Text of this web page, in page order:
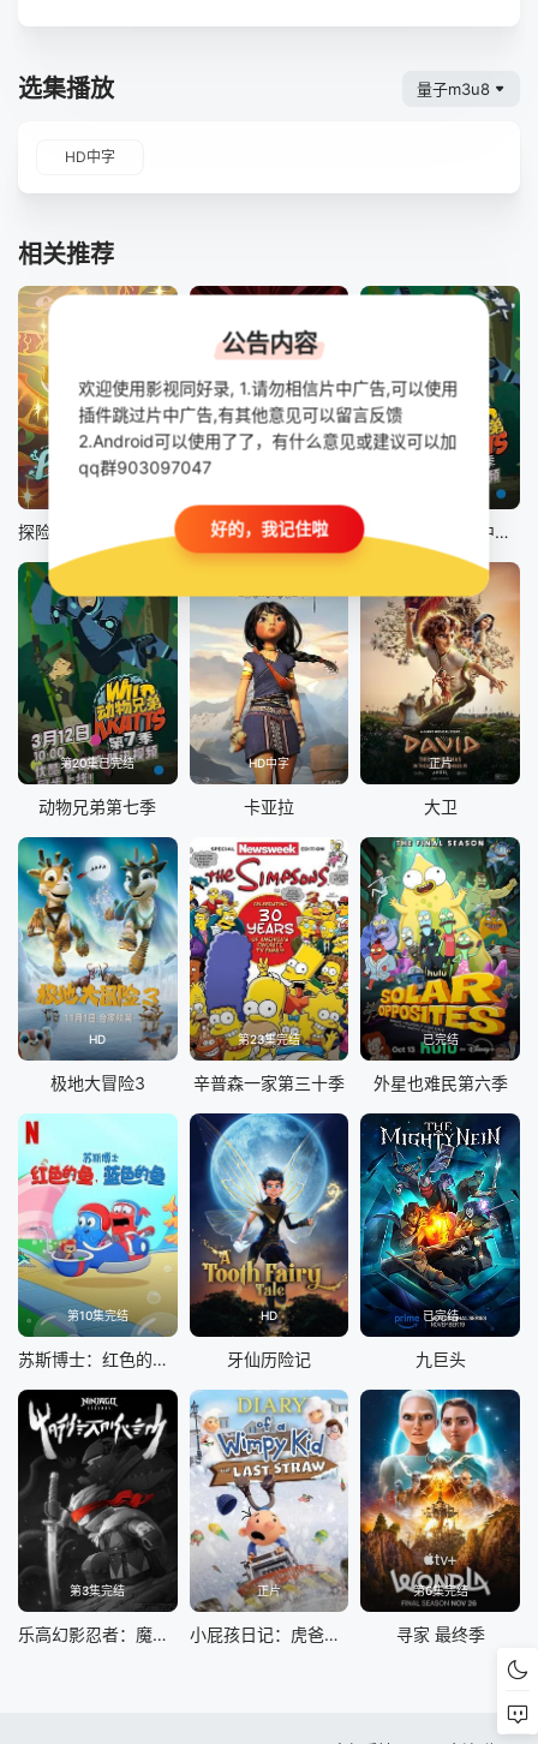
选集播放 量子m3u8
HD中字
相关推荐
乐高幻影忍者：神龙崛起第三季 动物兄弟第七季中文配音
第20集已完结
动物兄弟第七季
HD中字
卡亚拉
正片
大卫
HD
极地大冒险3
第23集完结
辛普森一家第三十季
已完结
外星也难民第六季
第10集完结
苏斯博士：红色的鱼，蓝色的鱼
HD
牙仙历险记
已完结
九巨头
第3集完结
乐高幻影忍者：魔兽之地
正片
小屁孩日记：虎爸的最后通牒
第6集完结
寻家 最终季
公告内容
欢迎使用影视同好录, 1.请勿相信片中广告,可以使用
插件跳过片中广告,有其他意见可以留言反馈
2.Android可以使用了了，有什么意见或建议可以加
qq群903097047
好的，我记住啦